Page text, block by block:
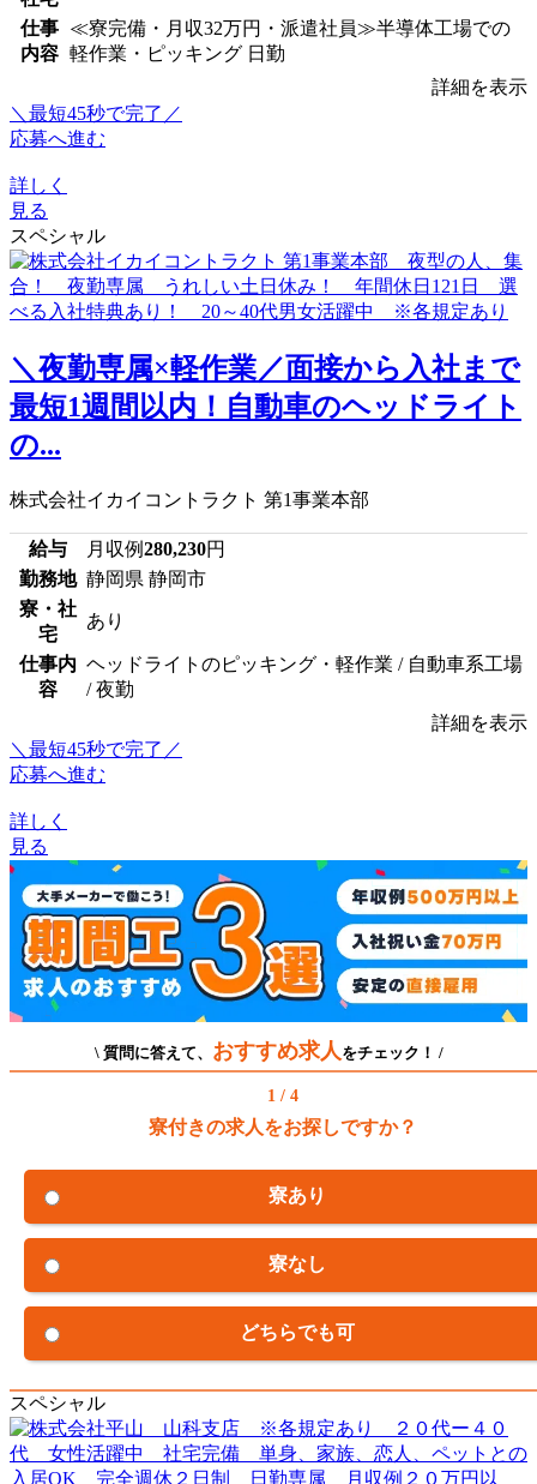
仕事
内容
≪寮完備・月収32万円・派遣社員≫半導体工場での
軽作業・ピッキング 日勤
詳細を表示
＼最短45秒で完了／
応募へ進む
詳しく
見る
スペシャル
＼夜勤専属×軽作業／面接から入社まで
最短1週間以内！自動車のヘッドライト
の...
株式会社イカイコントラクト 第1事業本部
給与 月収例280,230円
勤務地 静岡県 静岡市
寮・社
宅
あり
仕事内
容
ヘッドライトのピッキング・軽作業 / 自動車系工場
/ 夜勤
詳細を表示
＼最短45秒で完了／
応募へ進む
詳しく
見る
\ 質問に答えて、 おすすめ求人 をチェック！ /
1 / 4
寮付きの求人をお探しですか？
寮あり
寮なし
どちらでも可
スペシャル